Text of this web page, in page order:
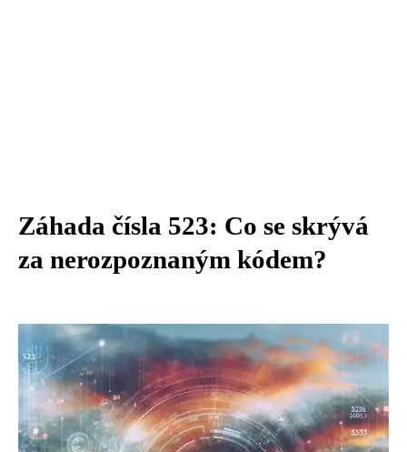
Záhada čísla 523: Co se skrývá
za nerozpoznaným kódem?